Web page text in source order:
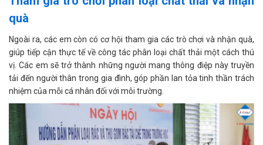
quà
Ngoài ra, các em còn có cơ hội tham gia các trò chơi và nhận quà,
giúp tiếp cận thực tế về công tác phân loại chất thải một cách thú
vị. Các em sẽ trở thành những người mang thông điệp này truyền
tải đến người thân trong gia đình, góp phần lan tỏa tinh thần trách
nhiệm của mỗi cá nhân đối với môi trường.